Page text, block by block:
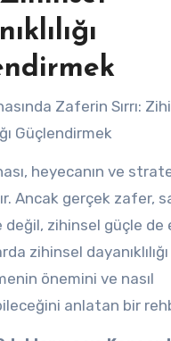
Zaferin Sırrı:
Güçlendirmek
heyecanın ve
Ancak gerçek zafer,
değil, zihinsel güçle de
zihinsel dayanıklılığı
önemini ve nasıl
anlatan bir